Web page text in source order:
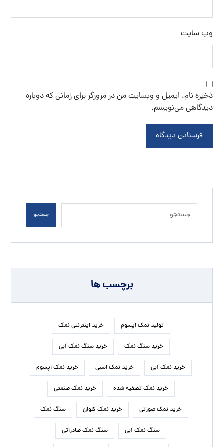
وب‌ سایت
ذخیره نام، ایمیل و وبسایت من در مرورگر برای زمانی که دوباره
دیدگاهی می‌نویسم.
فرستادن دیدگاه
جستجو
برچسب ها
تولید نمک اپسوم خرید اینترنتی نمک
خرید سنگ نمک خرید سنگ نمک آبی
خرید نمک آبی خرید نمک اسبی خرید نمک اپسوم
خرید نمک تصفیه شده خرید نمک صنعتی
خرید نمک صورتی خرید نمک کلوان سنگ نمک
سنگ نمک آبی سنگ نمک صادراتی